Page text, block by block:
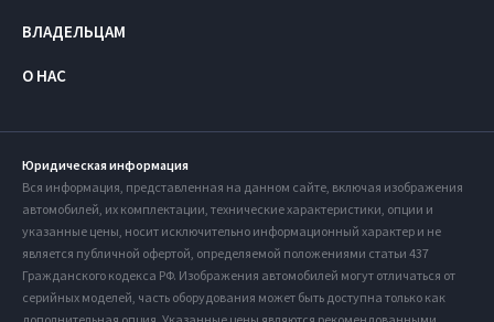
ВЛАДЕЛЬЦАМ
О НАС
Юридическая информация
Вся информация, представленная на данном сайте, включая изображения
автомобилей, их комплектации, технические характеристики, опции и
указанные цены, носит исключительно информационный характер и не
является публичной офертой, определяемой положениями статьи 437
Гражданского кодекса РФ. Изображения автомобилей могут отличаться от
серийных моделей, часть оборудования может быть доступна только как